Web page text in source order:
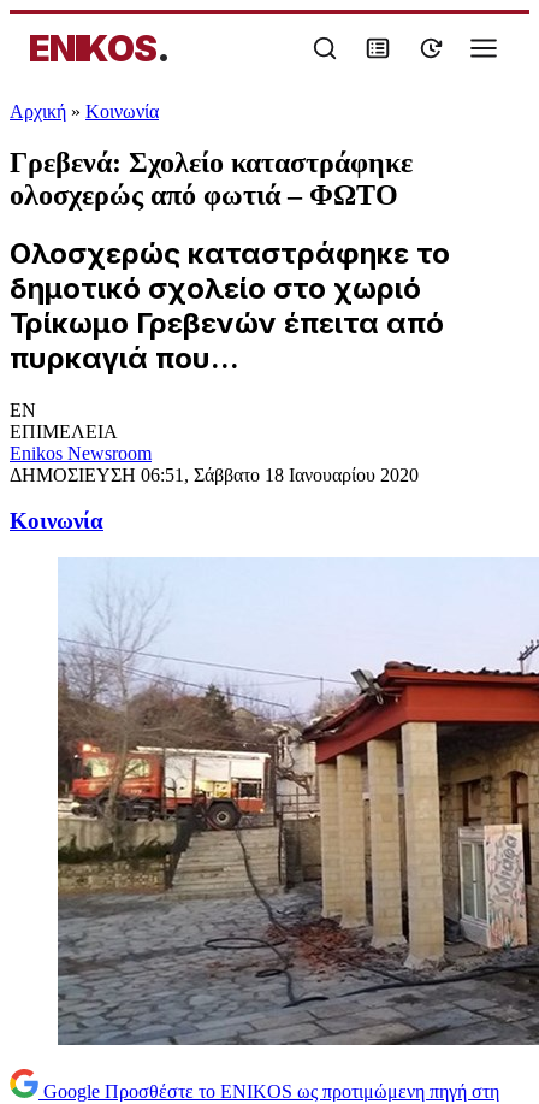
ENIKOS.
Αρχική » Κοινωνία
Γρεβενά: Σχολείο καταστράφηκε
ολοσχερώς από φωτιά – ΦΩΤΟ
Ολοσχερώς καταστράφηκε το
δημοτικό σχολείο στο χωριό
Τρίκωμο Γρεβενών έπειτα από
πυρκαγιά που...
EN
ΕΠΙΜΕΛΕΙΑ
Enikos Newsroom
ΔΗΜΟΣΙΕΥΣΗ 06:51, Σάββατο 18 Ιανουαρίου 2020
Κοινωνία
Google Προσθέστε το ENIKOS ως προτιμώμενη πηγή στη